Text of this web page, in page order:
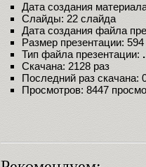
Дата создания
Слайды: 22 слайда
Дата создания файла
Размер презентации:
Тип файла презентации:
Скачана: 2128 раз
Последний раз скачана:
Просмотров: 8447